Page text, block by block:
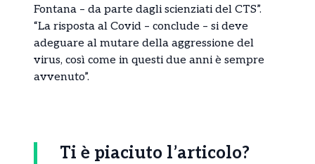
Fontana – da parte dagli scienziati del CTS”.
“La risposta al Covid – conclude – si deve
adeguare al mutare della aggressione del
virus, così come in questi due anni è sempre
avvenuto”.
Ti è piaciuto l’articolo?